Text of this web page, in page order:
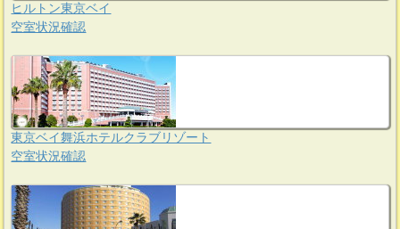
ヒルトン東京ベイ
空室状況確認
東京ベイ舞浜ホテルクラブリゾート
空室状況確認